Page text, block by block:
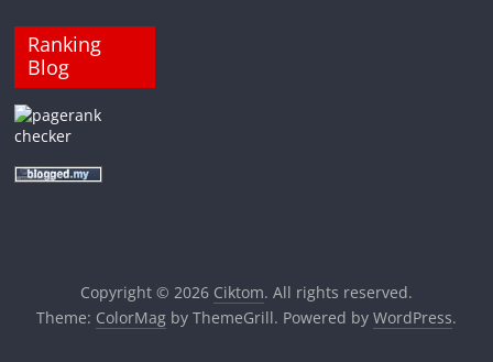
Ranking
Blog
Copyright © 2026 Ciktom. All rights reserved.
Theme: ColorMagby ThemeGrill. Powered by WordPress.